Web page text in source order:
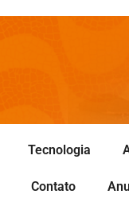
Tecnologia
Contato